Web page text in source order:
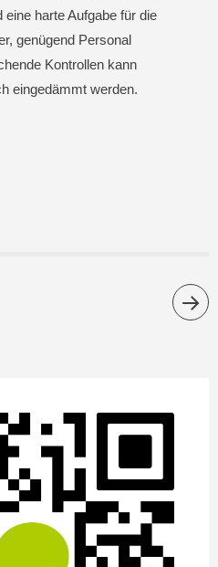
harte Aufgabe für die
genügend Personal
Kontrollen kann
eingedämmt werden.